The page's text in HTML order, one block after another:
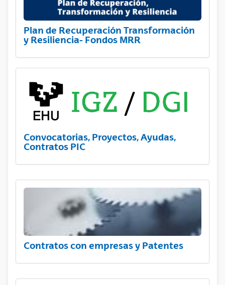
Plan de Recuperación Transformación
y Resiliencia- Fondos MRR
Convocatorias, Proyectos, Ayudas,
Contratos PIC
Contratos con empresas y Patentes